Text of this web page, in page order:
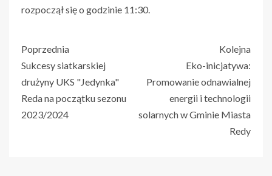
rozpoczął się o godzinie 11:30.
Poprzednia
Sukcesy siatkarskiej
drużyny UKS "Jedynka"
Reda na początku sezonu
2023/2024
Kolejna
Eko-inicjatywa:
Promowanie odnawialnej
energii i technologii
solarnych w Gminie Miasta
Redy